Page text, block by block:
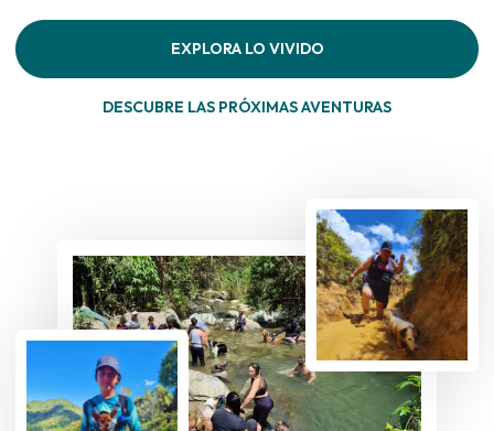
EXPLORA LO VIVIDO
DESCUBRE LAS PRÓXIMAS AVENTURAS